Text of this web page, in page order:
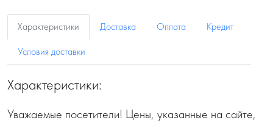
Характеристики Доставка Оплата
Кредит
Условия доставки
Характеристики:
Уважаемые посетители! Цены, указанные на сайте,